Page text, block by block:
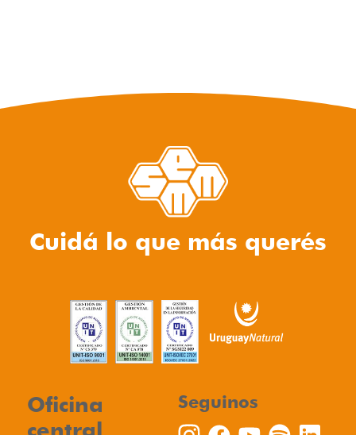
Cuidá lo que más querés
Oficina
central
Seguinos